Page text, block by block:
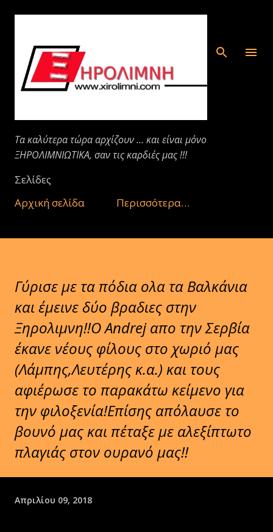
Μετάβαση στο κύριο περιεχόμενο
Τα καλύτερα τώρα αρχίζουν ... και είναι μόνο
ΞΗΡΟΛΙΜΝΙΩΤΙΚΑ, σαν τις καρδιές μας !!!
Σελίδες
Αρχική σελίδα
Περισσότερα…
Γύρισε με τα πόδια ολα τα Βαλκάνια
και έμεινε δύο βραδιες στην
Ξηρολιμνη!!Ο Andrej απο την Σερβία
έκανε νέους φίλους στο χωριό μας
(Λάμπης,Λευτέρης κ.α.) και τους
αφιέρωσε το παρακάτω κείμενο για
την φιλοξενία!Επίσης απόλαυσε το
βουνό μας και πέταξε με αλεξίπτωτο
πλαγιάς στον ουρανό μας!!
Απριλίου 09, 2018